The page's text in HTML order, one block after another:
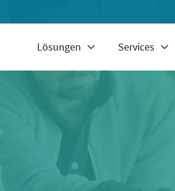
Lösungen Services